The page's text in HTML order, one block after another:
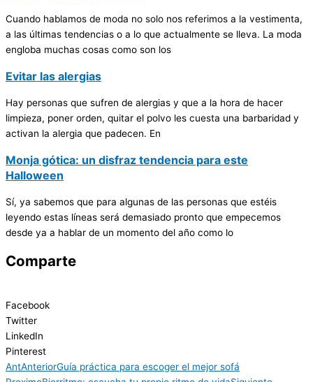
Cuando hablamos de moda no solo nos referimos a la vestimenta,
a las últimas tendencias o a lo que actualmente se lleva. La moda
engloba muchas cosas como son los
Evitar las alergias
Hay personas que sufren de alergias y que a la hora de hacer
limpieza, poner orden, quitar el polvo les cuesta una barbaridad y
activan la alergia que padecen. En
Monja gótica: un disfraz tendencia para este
Halloween
Sí, ya sabemos que para algunas de las personas que estéis
leyendo estas líneas será demasiado pronto que empecemos
desde ya a hablar de un momento del año como lo
Comparte
Facebook
Twitter
LinkedIn
Pinterest
AntAnteriorGuía práctica para escoger el mejor sofá